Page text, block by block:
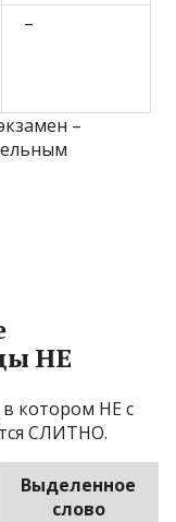
–
–
НЕ
котором НЕ с
СЛИТНО.
Выделенное
слово